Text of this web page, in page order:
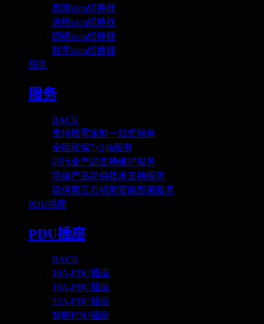
高清kvm切换器
远程kvm切换器
网络kvm切换器
数字kvm切换器
服务
服务
BACK
支持按需定制一站式服务
全国联保7×24h服务
同行业产品支持维护服务
项目产品提供技术支持服务
提供第三方机房安装部署服务
PDU插座
PDU插座
BACK
10A-PDU插座
16A-PDU插座
32A-PDU插座
智能PDU插座